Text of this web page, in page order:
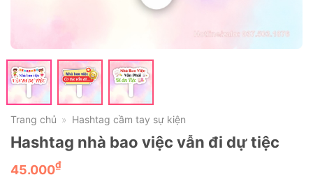
Trang chủ » Hashtag cầm tay sự kiện
Hashtag nhà bao việc vẫn đi dự tiệc
45.000₫